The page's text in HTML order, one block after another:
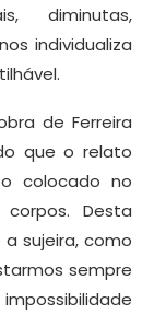
diminutas,
individualiza
de Ferreira
que o relato
colocado no
Desta
sujeira, como
sempre